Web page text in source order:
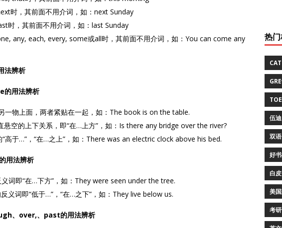
时，其前面不用介词，如：next Sunday
时，其前面不用介词，如：last Sunday
any, each, every, some或all时，其前面不用介词，如：You can come any
法辨析
的用法辨析
一物上面，两者紧贴在一起，如：The book is on the table.
悬空的上下关系，即“在…上方”，如：Is there any bridge over the river?
高于…”，“在…之上”，如：There was an electric clock above his bed.
用法辨析
词即“在…下方”，如：They were seen under the tree.
义词即“低于…”，“在…之下”，如：They live below us.
、over,、past的用法辨析
热
伍
双
好
白
美
考